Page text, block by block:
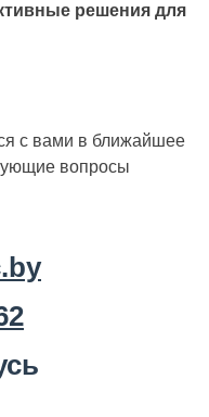
решения для
с вами в ближайшее
вопросы